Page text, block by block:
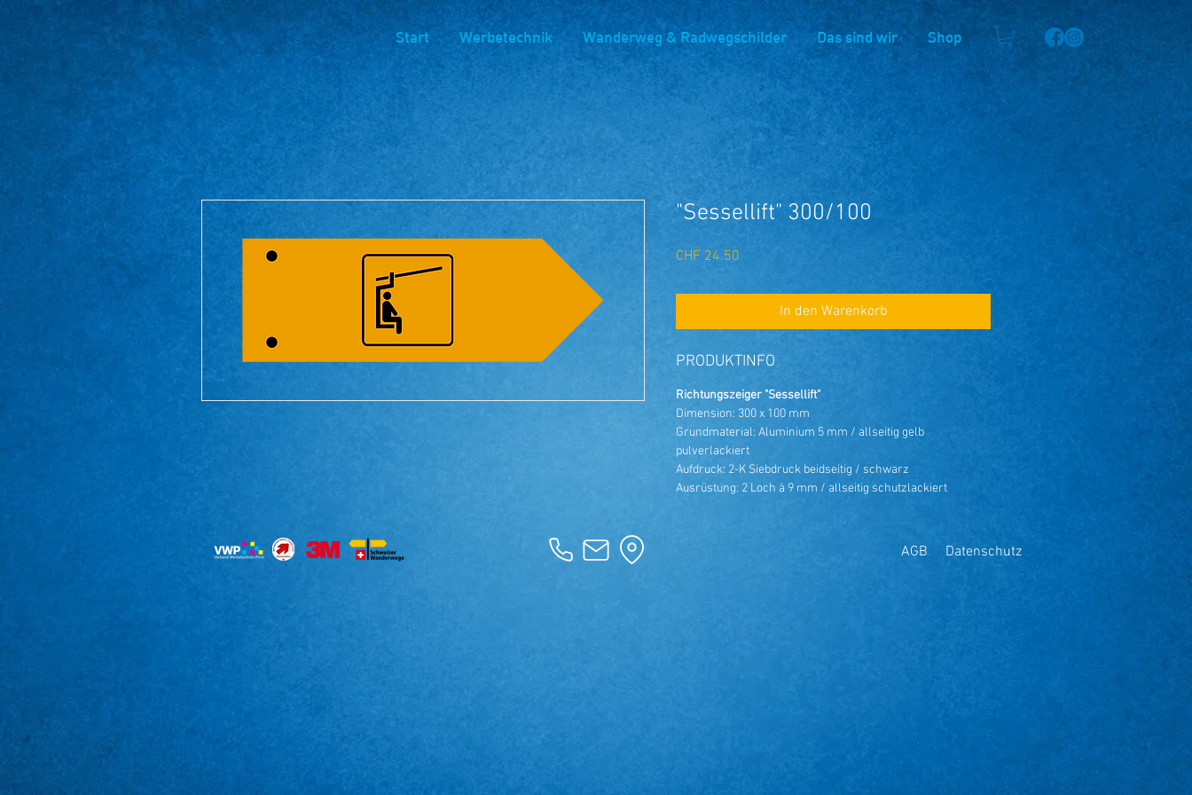
Start Werbetechnik Wanderweg & Radwegschilder Das sind wir Shop
"Sessellift" 300/100
CHF 24.50
In den Warenkorb
PRODUKTINFO
Richtungszeiger "Sessellift"
Dimension: 300 x 100 mm
Grundmaterial: Aluminium 5 mm / allseitig gelb
pulverlackiert
Aufdruck: 2-K Siebdruck beidseitig / schwarz
Ausrüstung: 2 Loch à 9 mm / allseitig schutzlackiert
AGB Datenschutz